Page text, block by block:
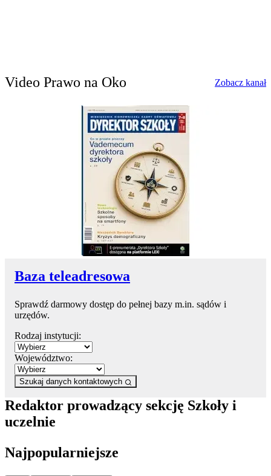
Video Prawo na Oko Zobacz kanał
Baza teleadresowa
Sprawdź darmowy dostęp do pełnej bazy m.in. sądów i
urzędów.
Rodzaj instytucji:
Województwo:
Szukaj danych kontaktowych
Redaktor prowadzący sekcję Szkoły i
uczelnie
Najpopularniejsze